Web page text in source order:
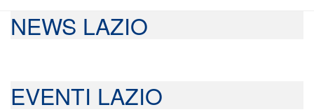
NEWS LAZIO
EVENTI LAZIO